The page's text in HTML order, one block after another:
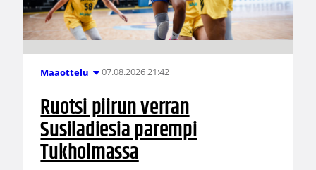
Maaottelu 07.08.2026 21:42
Ruotsi piirun verran
Susiladiesia parempi
Tukholmassa